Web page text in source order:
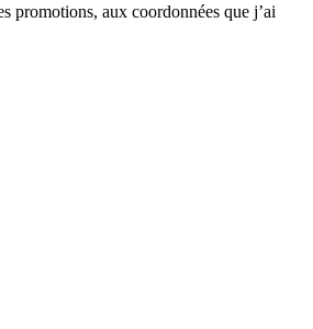
promotions, aux coordonnées que j’ai